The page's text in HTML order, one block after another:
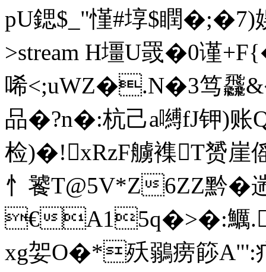
pU鍶$_"慬#埻$瞤�
>stream H壃U罭�0谨
唏<;uWZ�.N�3笃飝
品�?n�:杭己a嚩fJ钾)
检)�!xRzF艣襍T赟崖
忄饕T@5V*Z6ZZ黔�
€A15q�>�:鱱.
xg妿O�*殀鶸痨篎A"':